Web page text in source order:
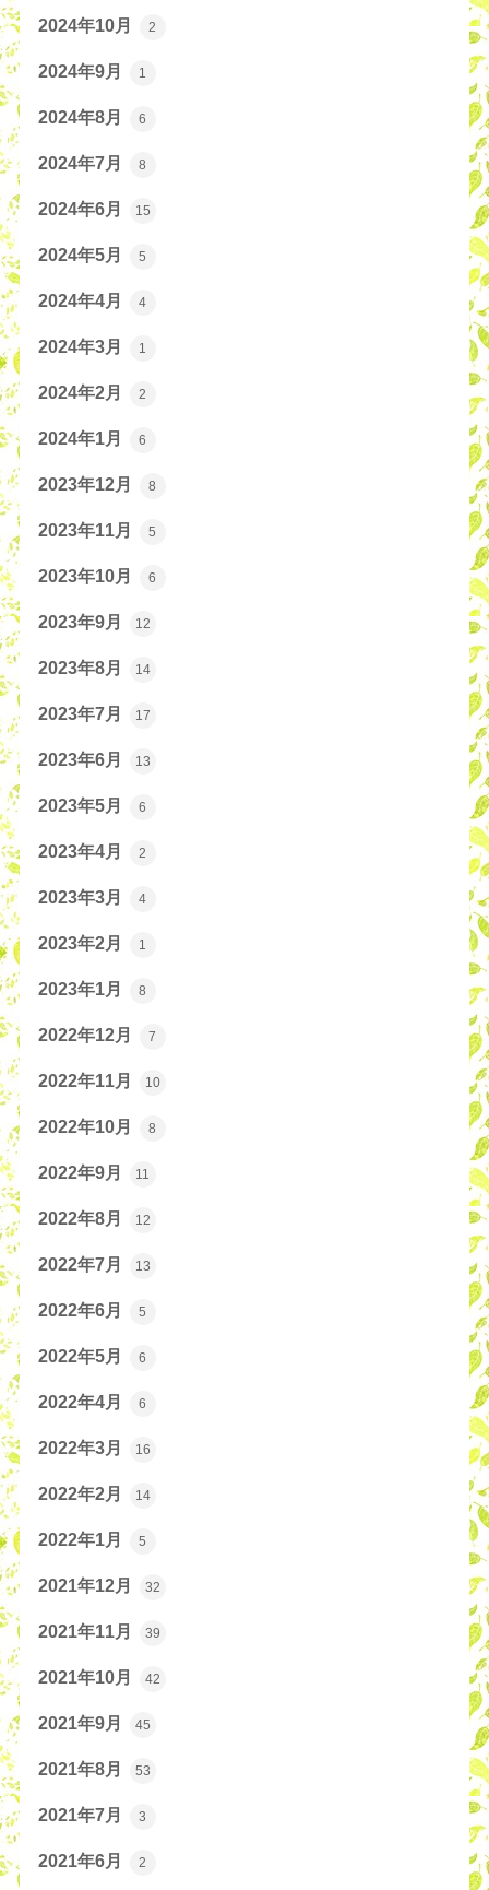
2024年10月 2
2024年9月 1
2024年8月 6
2024年7月 8
2024年6月 15
2024年5月 5
2024年4月 4
2024年3月 1
2024年2月 2
2024年1月 6
2023年12月 8
2023年11月 5
2023年10月 6
2023年9月 12
2023年8月 14
2023年7月 17
2023年6月 13
2023年5月 6
2023年4月 2
2023年3月 4
2023年2月 1
2023年1月 8
2022年12月 7
2022年11月 10
2022年10月 8
2022年9月 11
2022年8月 12
2022年7月 13
2022年6月 5
2022年5月 6
2022年4月 6
2022年3月 16
2022年2月 14
2022年1月 5
2021年12月 32
2021年11月 39
2021年10月 42
2021年9月 45
2021年8月 53
2021年7月 3
2021年6月 2